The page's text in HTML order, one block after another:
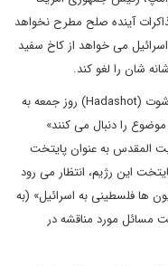
آینده صلح مطرح نخواهد
می خواهد از کاخ سفید
شان را لغو کند.
(
Hadashot) روز جمعه به
را دنبال می کنند»
المقدس به عنوان پایتخت
این رژیم، انتظار می رود
ها فلسطینی به اسرائیل» (به
مسائل مورد مناقشه در